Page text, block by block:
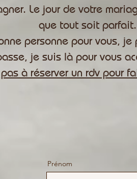
Le jour de votre
que tout soit parfait.
personne pour vous, je
je suis là pour vous
à réserver un rdv pour
Prénom